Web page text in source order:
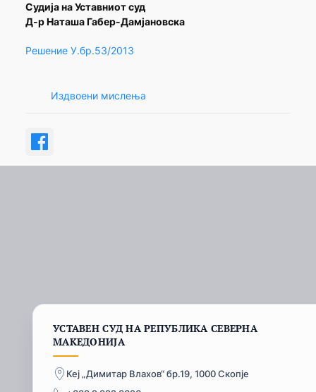
Судија на Уставниот суд
Д-р Наташа Габер-Дамјановска
Решение У.бр.53/2013
Издвоени мислења
УСТАВЕН СУД НА РЕПУБЛИКА СЕВЕРНА
МАКЕДОНИЈА
Кеј „Димитар Влахов“ бр.19, 1000 Скопје